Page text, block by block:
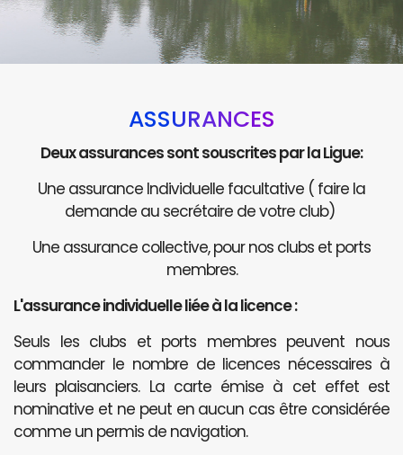
ASSURANCES
Deux assurances sont souscrites par la Ligue:
Une assurance Individuelle facultative ( faire la
demande au secrétaire de votre club)
Une assurance collective, pour nos clubs et ports
membres.
L'assurance individuelle liée à la licence :
Seuls les clubs et ports membres peuvent nous
commander le nombre de licences nécessaires à
leurs plaisanciers. La carte émise à cet effet est
nominative et ne peut en aucun cas être considérée
comme un permis de navigation.